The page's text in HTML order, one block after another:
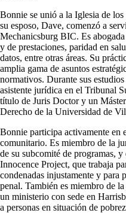
Bonnie se unió a la Iglesia de
su esposo, Dave, comenzó a
Mechanicsburg BIC. Es
y de prestaciones, paridad en
datos, entre otras áreas. Su
amplia gama de asuntos
normativos. Durante sus
asistente jurídica en el Tribunal
título de Juris Doctor y un
Derecho de la Universidad de
Bonnie participa activamente en
comunitario. Es miembro de la
de su subcomité de programas,
Innocence Project, que trabaja
condenadas injustamente y para
penal. También es miembro de
un ministerio con sede en
a personas en situación de